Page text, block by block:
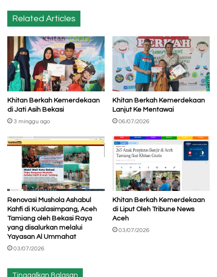
Related Articles
Khitan Berkah Kemerdekaan
di Jati Asih Bekasi
3 minggu ago
Khitan Berkah Kemerdekaan
Lanjut Ke Mentawai
06/07/2026
Renovasi Mushola Ashabul
Kahfi di Kualasimpang, Aceh
Tamiang oleh Bekasi Raya
yang disalurkan melalui
Yayasan Al Ummahat
03/07/2026
Khitan Berkah Kemerdekaan
di Liput Oleh Tribune News
Aceh
03/07/2026
Tinggalkan Balasan